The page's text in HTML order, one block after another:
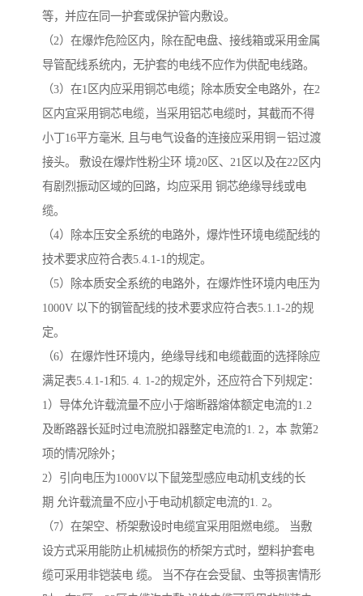
等，并应在同一护套或保护管内敷设。
（2）在爆炸危险区内，除在配电盘、接线箱或采用金属
导管配线系统内，无护套的电线不应作为供配电线路。
（3）在1区内应采用铜芯电缆；除本质安全电路外，在2
区内宜采用铜芯电缆，当采用铝芯电缆时，其截而不得
小丁16平方毫米, 且与电气设备的连接应采用铜－铝过渡
接头。 敷设在爆炸性粉尘环 境20区、21区以及在22区内
有剧烈振动区域的回路，均应采用 铜芯绝缘导线或电
缆。
（4）除本压安全系统的电路外，爆炸性环境电缆配线的
技术要求应符合表5.4.1-1的规定。
（5）除本质安全系统的电路外，在爆炸性环境内电压为
1000V 以下的钢管配线的技术要求应符合表5.1.1-2的规
定。
（6）在爆炸性环境内，绝缘导线和电缆截面的选择除应
满足表5.4.1-1和5. 4. 1-2的规定外，还应符合下列规定：
1）导体允许载流量不应小于熔断器熔体额定电流的1.2
及断路器长延时过电流脱扣器整定电流的1. 2，本 款第2
项的情况除外；
2）引向电压为1000V以下鼠笼型感应电动机支线的长
期 允许载流量不应小于电动机额定电流的1. 2。
（7）在架空、桥架敷设时电缆宜采用阻燃电缆。 当敷
设方式采用能防止机械损伤的桥架方式时，塑料护套电
缆可采用非铠装电 缆。 当不存在会受鼠、虫等损害情形